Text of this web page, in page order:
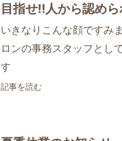
目指せ‼人から認め
いきなりこんな顔ですみ
ロンの事務スタッフとし
す
記事を読む